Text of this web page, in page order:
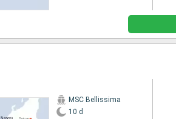
MSC Bellissima
10 d